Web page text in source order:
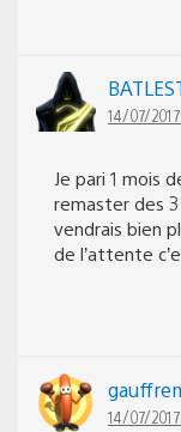
14/07/
Je pari 1 mois
remaster des
vendrais bien
de l’attente
14/07/